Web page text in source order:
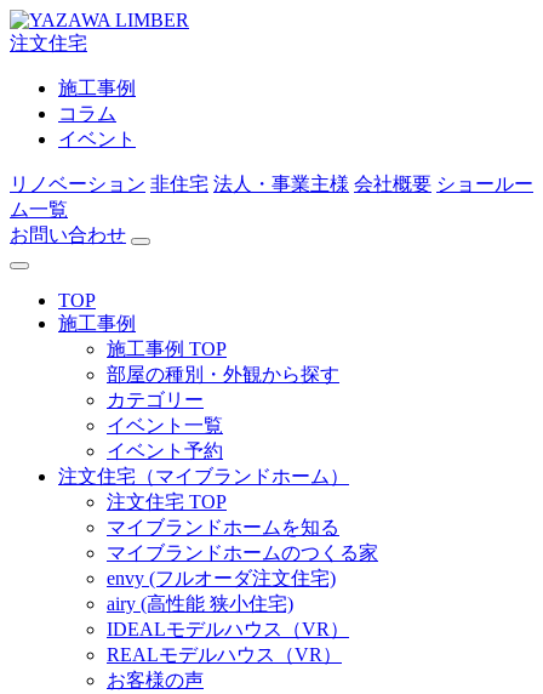
注文住宅
施工事例
コラム
イベント
リノベーション 非住宅 法人・事業主様 会社概要 ショールー
ム一覧
お問い合わせ
TOP
施工事例
施工事例 TOP
部屋の種別・外観から探す
カテゴリー
イベント一覧
イベント予約
注文住宅（マイブランドホーム）
注文住宅 TOP
マイブランドホームを知る
マイブランドホームのつくる家
envy (フルオーダ注文住宅)
airy (高性能 狭小住宅)
IDEALモデルハウス（VR）
REALモデルハウス（VR）
お客様の声